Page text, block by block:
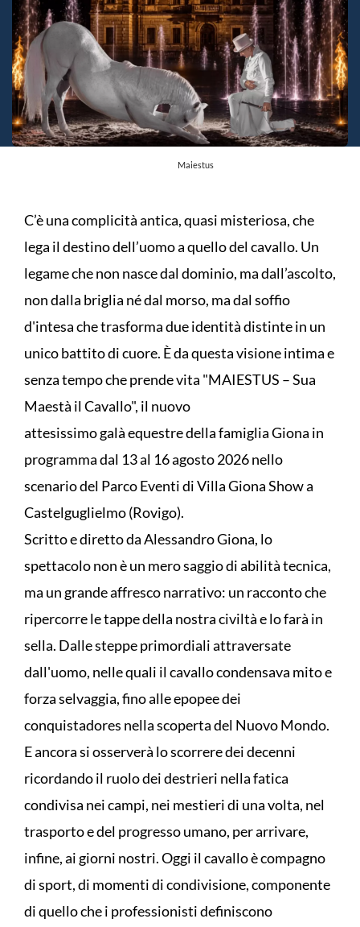
Maiestus
C’è una complicità antica, quasi misteriosa, che
lega il destino dell’uomo a quello del cavallo. Un
legame che non nasce dal dominio, ma dall’ascolto,
non dalla briglia né dal morso, ma dal soffio
d'intesa che trasforma due identità distinte in un
unico battito di cuore. È da questa visione intima e
senza tempo che prende vita "MAIESTUS – Sua
Maestà il Cavallo", il nuovo
attesissimo galà equestre della famiglia Giona in
programma dal 13 al 16 agosto 2026 nello
scenario del Parco Eventi di Villa Giona Show a
Castelguglielmo (Rovigo).
Scritto e diretto da Alessandro Giona, lo
spettacolo non è un mero saggio di abilità tecnica,
ma un grande affresco narrativo: un racconto che
ripercorre le tappe della nostra civiltà e lo farà in
sella. Dalle steppe primordiali attraversate
dall'uomo, nelle quali il cavallo condensava mito e
forza selvaggia, fino alle epopee dei
conquistadores nella scoperta del Nuovo Mondo.
E ancora si osserverà lo scorrere dei decenni
ricordando il ruolo dei destrieri nella fatica
condivisa nei campi, nei mestieri di una volta, nel
trasporto e del progresso umano, per arrivare,
infine, ai giorni nostri. Oggi il cavallo è compagno
di sport, di momenti di condivisione, componente
di quello che i professionisti definiscono